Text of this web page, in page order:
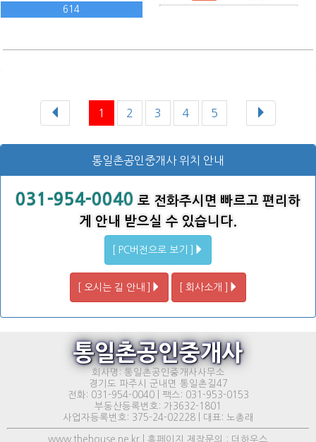
614
1 2 3 4 5
통일촌공인중개사 위치 안내
031-954-0040 로 전화주시면 빠르고 편리하
게 안내 받으실 수 있습니다.
[ PC버전으로 보기 ]
[ 오시는 길 안내 ] [ 회사소개 ]
통일촌공인중개사
회사명: 통일촌공인중개사사무소
경기도 파주시 군내면 통일촌길47
전화: 031-954-0040 | 팩스: 031-953-0153
부동산등록번호: 가3632-1801
사업자등록번호: 375-24-02228 | 대표: 노총래
www.thehouse.ne.kr | 홈페이지 제작문의 : 더하우스